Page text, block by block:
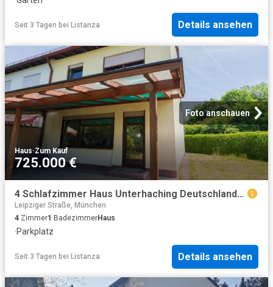
Seit 3 Tagen bei Listanza Details ansehen
Foto anschauen
Haus·Zum Kauf
725.000 €
4 Schlafzimmer Haus Unterhaching Deutschland 104805253
Leipziger Straße, München
4 Zimmer1 BadezimmerHaus
·Parkplatz
Seit 3 Tagen bei Listanza Details ansehen